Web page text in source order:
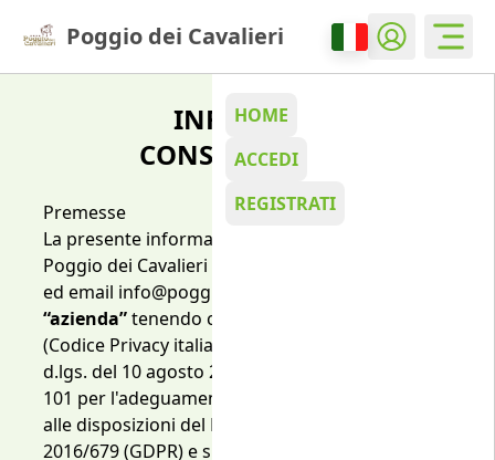
Poggio dei Cavalieri
HOME
ACCEDI
REGISTRATI
INFORMATIVA SUL
CONSENSO MARKETING
Premesse
La presente informativa è resa dalla società
Poggio dei Cavalieri con partita iva 12820171002 ,
ed email info@poggiodeicavalieri.it di seguito
“azienda”tenendo conto: del D.lgs. 196/2003
(Codice Privacy italiano) come modificato dal
d.lgs. del 10 agosto 2018 n.
101 per l'adeguamento della normativa nazionale
alle disposizioni del Regolamento Europeo UE
2016/679 (GDPR) e successive modifiche.